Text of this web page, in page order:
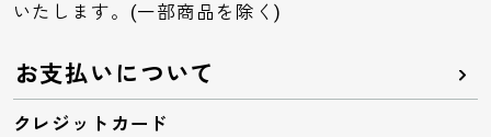
いたします。(一部商品を除く)
お支払いについて
クレジットカード